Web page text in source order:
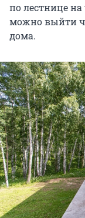
по лестнице
можно выйти
дома.